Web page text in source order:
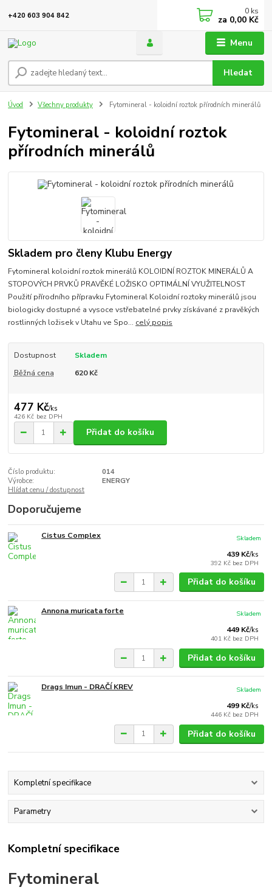
Menu
Hledat
+420 603 904 842 0 ks
za 0,00 Kč
Úvod Všechny produkty Fytomineral - koloidní roztok přírodních minerálů
Fytomineral - koloidní roztok
přírodních minerálů
Skladem pro členy Klubu Energy
Fytomineral koloidní roztok minerálů KOLOIDNÍ ROZTOK MINERÁLŮ A
STOPOVÝCH PRVKŮ PRAVĚKÉ LOŽISKO OPTIMÁLNÍ VYUŽITELNOST
Použití přírodního přípravku Fytomineral Koloidní roztoky minerálů jsou
biologicky dostupné a vysoce vstřebatelné prvky získávané z pravěkých
rostlinných ložisek v Utahu ve Spo... celý popis
Dostupnost
Skladem
Běžná cena
620 Kč
477 Kč/ks
426 Kč bez DPH
Přidat do košíku
Číslo produktu:
014
Výrobce:
ENERGY
Hlídat cenu / dostupnost
Doporučujeme
Cistus Complex
439 Kč/ks
392 Kč bez DPH
Skladem
Přidat do košíku
Annona muricata forte
449 Kč/ks
401 Kč bez DPH
Skladem
Přidat do košíku
Drags Imun - DRAČÍ KREV
499 Kč/ks
446 Kč bez DPH
Skladem
Přidat do košíku
Kompletní specifikace
Parametry
Kompletní specifikace
Fytomineral